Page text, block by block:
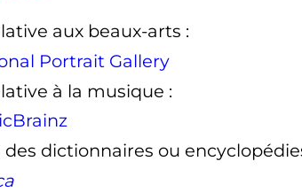
aux beaux-arts :
Portrait Gallery
à la musique :
des dictionnaires ou